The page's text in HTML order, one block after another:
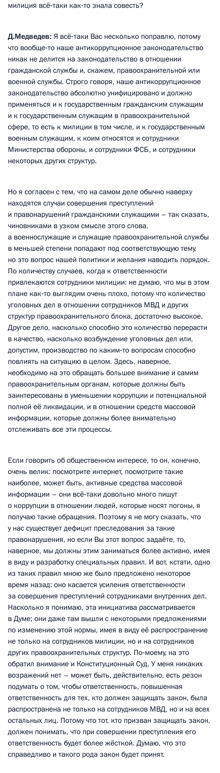
милиция всё‑таки как‑то знала совесть?
Д.Медведев: Я всё‑таки Вас несколько поправлю, потому
что вообще‑то наше антикоррупционное законодательство
никак не делится на законодательство в отношении
гражданской службы и, скажем, правоохранительной или
военной службы. Строго говоря, наше антикоррупционное
законодательство абсолютно унифицировано и должно
применяться и к государственным гражданским служащим
и к государственным служащим в правоохранительной
сфере, то есть к милиции в том числе, и к государственным
военным служащим, к коим относятся и сотрудники
Министерства обороны, и сотрудники ФСБ, и сотрудники
некоторых других структур.
Но я согласен с тем, что на самом деле обычно наверху
находятся случаи совершения преступлений
и правонарушений гражданскими служащими – так сказать,
чиновниками в узком смысле этого слова,
а военнослужащие и служащие правоохранительной службы
в меньшей степени попадают под соответствующую тему,
но это вопрос нашей политики и желания наводить порядок.
По количеству случаев, когда к ответственности
привлекаются сотрудники милиции: не думаю, что мы в этом
плане как‑то выглядим очень плохо, потому что количество
уголовных дел в отношении сотрудников МВД и других
структур правоохранительного блока, достаточно высокое.
Другое дело, насколько способно это количество перерасти
в качество, насколько возбуждение уголовных дел или,
допустим, производство по каким‑то вопросам способно
повлиять на ситуацию в целом. Здесь, наверное,
необходимо на это обращать большее внимание и самим
правоохранительным органам, которые должны быть
заинтересованы в уменьшении коррупции и потенциальной
полной её ликвидации, и в отношении средств массовой
информации, которые должны более внимательно
отслеживать все эти процессы.
Если говорить об общественном интересе, то он, конечно,
очень велик: посмотрите интернет, посмотрите такие
наиболее, может быть, активные средства массовой
информации – они всё‑таки довольно много пишут
о коррупции в отношении людей, которые носят погоны, я
получаю такие обращения. Поэтому я не могу сказать, что
у нас существует дефицит преследования за такие
правонарушения, но если Вы этот вопрос задаёте, то,
наверное, мы должны этим заниматься более активно, имея
в виду и разработку специальных правил. И вот, кстати, одно
из таких правил мною же было предложено некоторое
время назад: оно касается усиления ответственности
за совершения преступлений сотрудниками внутренних дел.
Насколько я понимаю, эта инициатива рассматривается
в Думе; они даже там вышли с некоторыми предложениями
по изменению этой нормы, имея в виду её распространение
не только на сотрудников милиции, но и на сотрудников
других правоохранительных структур. По‑моему, на это
обратил внимание и Конституционный Суд. У меня никаких
возражений нет – может быть, действительно, есть резон
подумать о том, чтобы ответственность, повышенная
ответственность для тех, кто должен защищать закон, была
распространена не только на сотрудников МВД, но и на всех
остальных лиц. Потому что тот, кто призван защищать закон,
должен понимать, что при совершении преступления его
ответственность будет более жёсткой. Думаю, что это
справедливо и такого рода закон будет принят.